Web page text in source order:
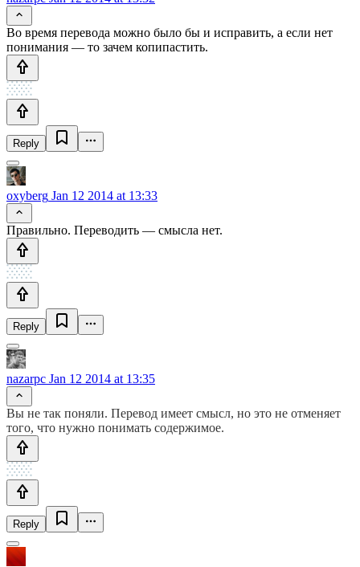
Во время перевода можно было бы и исправить, а если нет
понимания — то зачем копипастить.
Reply
oxyberg Jan 12 2014 at 13:33
Правильно. Переводить — смысла нет.
Reply
nazarpc Jan 12 2014 at 13:35
Вы не так поняли. Перевод имеет смысл, но это не отменяет
того, что нужно понимать содержимое.
Reply